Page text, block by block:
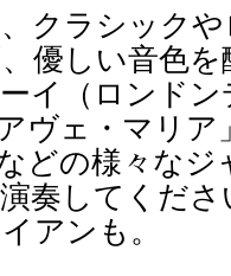
クラシック
優しい音色
イ（ロンド
ヴェ・マリ
どの様々な
奏してくだ
アンも。